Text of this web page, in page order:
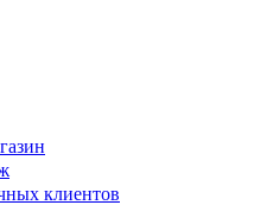
клиентов